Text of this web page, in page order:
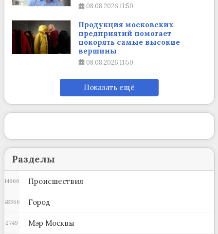
08.08.2026 11:50
Продукция московских
предприятий помогает
покорять самые высокие
вершины
08.08.2026 11:50
Показать ещё
Разделы
Происшествия
14866
Город
48366
Мэр Москвы
2749